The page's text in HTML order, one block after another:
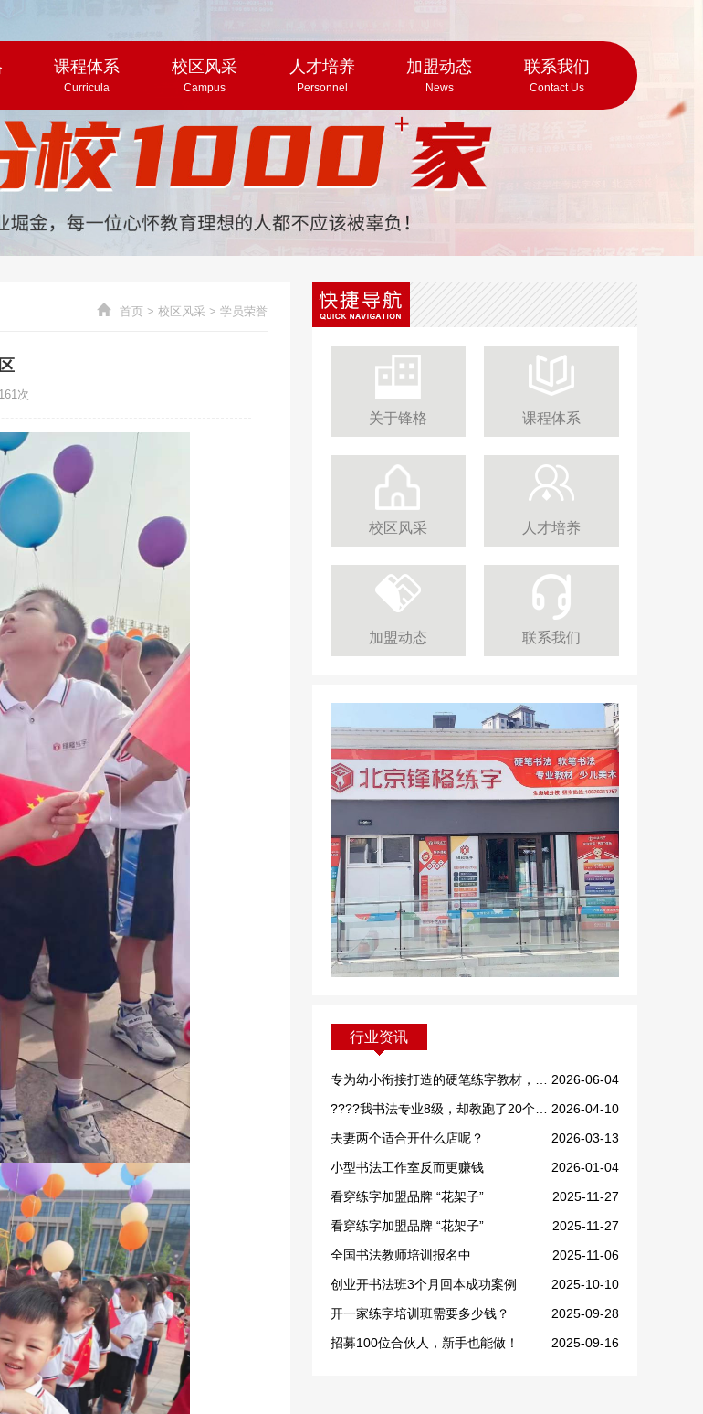
课程体系
Curricula
校区风采
Campus
人才培养
Personnel
加盟动态
News
联系我们
Contact Us
关于锋格 课程体系
校区风采 人才培养
加盟动态 联系我们
行业资讯
专为幼小衔接打造的硬笔练字教材，重磅上线！ 2026-06-04
????我书法专业8级，却教跑了20个学生！ 2026-04-10
夫妻两个适合开什么店呢？
2026-03-13
小型书法工作室反而更赚钱
2026-01-04
看穿练字加盟品牌 “花架子”
2025-11-27
看穿练字加盟品牌 “花架子”
2025-11-27
全国书法教师培训报名中
2025-11-06
创业开书法班3个月回本成功案例
2025-10-10
开一家练字培训班需要多少钱？
2025-09-28
招募100位合伙人，新手也能做！
2025-09-16
首页 > 校区风采 > 学员荣誉
次